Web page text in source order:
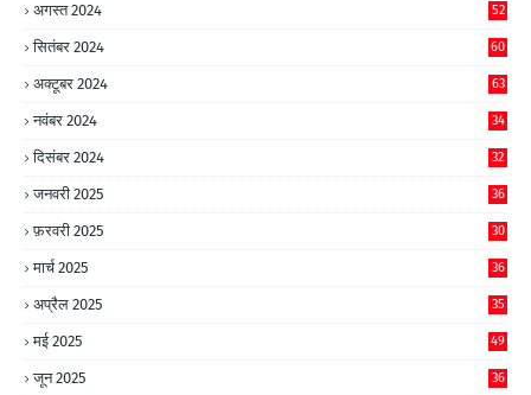
अगस्त 2024 52
सितंबर 2024 60
अक्टूबर 2024 63
नवंबर 2024 34
दिसंबर 2024 32
जनवरी 2025 36
फ़रवरी 2025 30
मार्च 2025 36
अप्रैल 2025 35
मई 2025 49
जून 2025 36